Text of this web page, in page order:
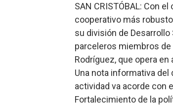
Lee
Operativo
Trabajadores
Ministerio
Más de 180
SAN CRISTÓBAL: Con
cooperativo más
su división de
parceleros miembros de
Rodríguez, que opera
Una nota informativa del
actividad va acorde con
Fortalecimiento de la